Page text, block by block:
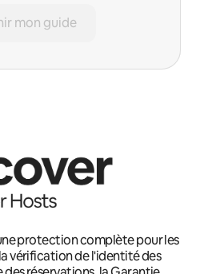
mon guide
protection complète pour les
vérification de l'identité des